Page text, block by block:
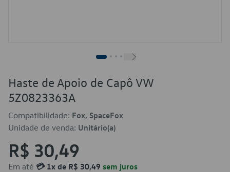
Haste de Apoio de Capô VW
5Z0823363A
Compatibilidade: Fox, SpaceFox
Unidade de venda: Unitário(a)
R$ 30,49
Em até 💳 1x de R$ 30,49 sem juros